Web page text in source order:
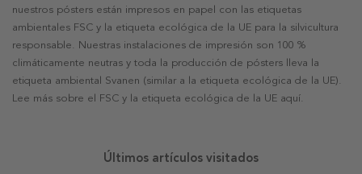
nuestros pósters están impresos en papel con las etiquetas
ambientales FSC y la etiqueta ecológica de la UE para la silvicultura
responsable. Nuestras instalaciones de impresión son 100 %
climáticamente neutras y toda la producción de pósters lleva la
etiqueta ambiental Svanen (similar a la etiqueta ecológica de la UE).
Lee más sobre el FSC y la etiqueta ecológica de la UE aquí.
Últimos artículos visitados